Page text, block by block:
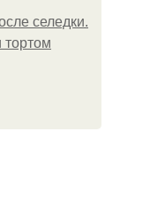
селедки.
тортом